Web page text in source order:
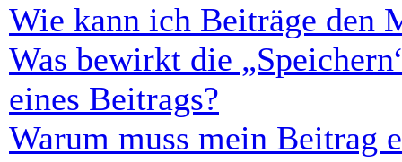
Wie kann ich Beiträge den
Was bewirkt die
eines Beitrags?
Warum muss mein Beitrag